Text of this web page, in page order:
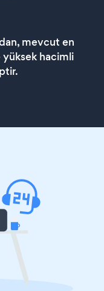
mevcut en
hacimli